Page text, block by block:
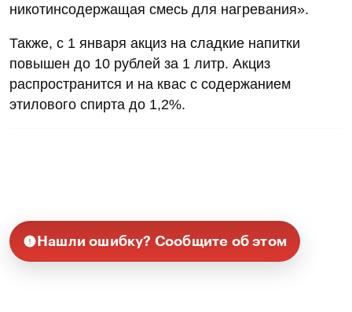
никотинсодержащая смесь для нагревания».
Также, с 1 января акциз на сладкие напитки
повышен до 10 рублей за 1 литр. Акциз
распространится и на квас с содержанием
этилового спирта до 1,2%.
Нашли ошибку? Сообщите об этом